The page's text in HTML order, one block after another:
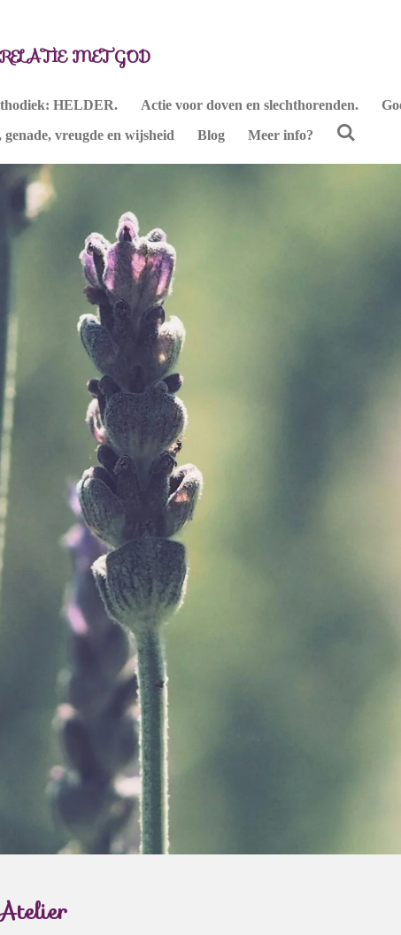
MET GOD
HELDER. Actie voor doven en slechthorenden.
vreugde en wijsheid Blog Meer info?